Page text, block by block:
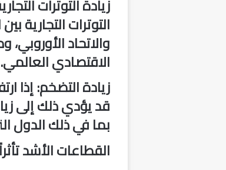
زيادة التوترات
التوترات التجارية
والاتحاد
الاقتصادي العالمي.
زيادة التضخم: إذا
قد يؤدي ذلك إلى
بما في ذلك الدول
القطاعات الأشد